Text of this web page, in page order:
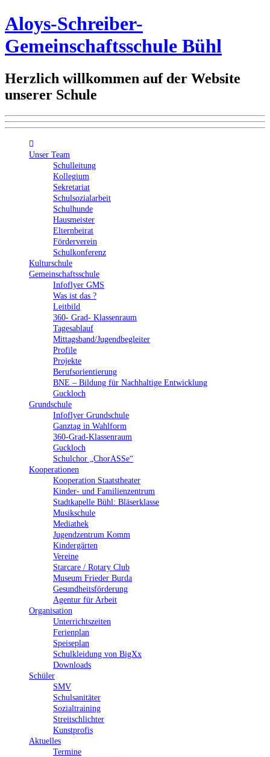
Aloys-Schreiber-
Gemeinschaftsschule Bühl
Herzlich willkommen auf der Website
unserer Schule
Unser Team
Schulleitung
Kollegium
Sekretariat
Schulsozialarbeit
Schulhunde
Hausmeister
Elternbeirat
Förderverein
Schulkonferenz
Kulturschule
Gemeinschaftsschule
Infoflyer GMS
Was ist das ?
Leitbild
360- Grad- Klassenraum
Tagesablauf
Mittagsband/Jugendbegleiter
Profile
Projekte
Berufsorientierung
BNE – Bildung für Nachhaltige Entwicklung
Guckloch
Grundschule
Infoflyer Grundschule
Ganztag in Wahlform
360-Grad-Klassenraum
Guckloch
Schulchor „ChorASSe“
Kooperationen
Kooperation Staatstheater
Kinder- und Familienzentrum
Stadtkapelle Bühl: Bläserklasse
Musikschule
Mediathek
Jugendzentrum Komm
Kindergärten
Vereine
Starcare / Rotary Club
Museum Frieder Burda
Gesundheitsförderung
Agentur für Arbeit
Organisation
Unterrichtszeiten
Ferienplan
Speiseplan
Schulkleidung von BigXx
Downloads
Schüler
SMV
Schulsanitäter
Sozialtraining
Streitschlichter
Kunstprofis
Aktuelles
Termine